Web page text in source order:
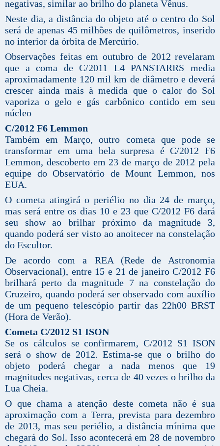
negativas, similar ao brilho do planeta Vênus.
Neste dia, a distância do objeto até o centro do Sol
será de apenas 45 milhões de quilômetros, inserido
no interior da órbita de Mercúrio.
Observações feitas em outubro de 2012 revelaram
que a coma de C/2011 L4 PANSTARRS media
aproximadamente 120 mil km de diâmetro e deverá
crescer ainda mais à medida que o calor do Sol
vaporiza o gelo e gás carbônico contido em seu
núcleo
C/2012 F6 Lemmon
Também em Março, outro cometa que pode se
transformar em uma bela surpresa é C/2012 F6
Lemmon, descoberto em 23 de março de 2012 pela
equipe do Observatório de Mount Lemmon, nos
EUA.
O cometa atingirá o periélio no dia 24 de março,
mas será entre os dias 10 e 23 que C/2012 F6 dará
seu show ao brilhar próximo da magnitude 3,
quando poderá ser visto ao anoitecer na constelação
do Escultor.
De acordo com a REA (Rede de Astronomia
Observacional), entre 15 e 21 de janeiro C/2012 F6
brilhará perto da magnitude 7 na constelação do
Cruzeiro, quando poderá ser observado com auxílio
de um pequeno telescópio partir das 22h00 BRST
(Hora de Verão).
Cometa C/2012 S1 ISON
Se os cálculos se confirmarem, C/2012 S1 ISON
será o show de 2012. Estima-se que o brilho do
objeto poderá chegar a nada menos que 19
magnitudes negativas, cerca de 40 vezes o brilho da
Lua Cheia.
O que chama a atenção deste cometa não é sua
aproximação com a Terra, prevista para dezembro
de 2013, mas seu periélio, a distância mínima que
chegará do Sol. Isso acontecerá em 28 de novembro